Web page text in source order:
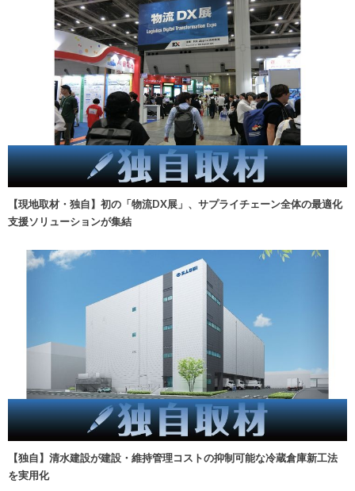
【現地取材・独自】初の「物流DX展」、サプライチェーン全体の最適化
支援ソリューションが集結
【独自】清水建設が建設・維持管理コストの抑制可能な冷蔵倉庫新工法
を実用化